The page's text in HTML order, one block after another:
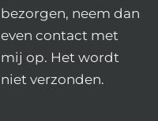
bezorgen, neem dan
even contact met
mij op. Het wordt
niet verzonden.